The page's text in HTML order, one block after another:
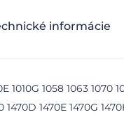
informácie
1010G 1058 1063 1070
1470D 1470E 1470G